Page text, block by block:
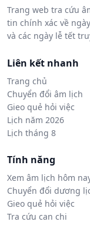
Trang web tra cứu
tin chính xác về
và các ngày lễ tết
Liên kết nhanh
Trang chủ
Chuyển đổi âm lịch
Gieo quẻ hỏi việc
Lịch năm 2026
Lịch tháng 8
Tính năng
Xem âm lịch hôm
Chuyển đổi dương
Gieo quẻ hỏi việc
Tra cứu can chi